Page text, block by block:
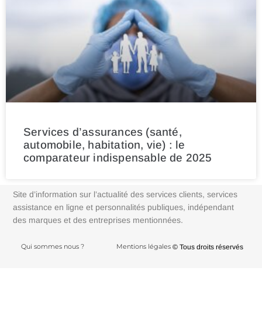
Services d’assurances (santé,
automobile, habitation, vie) : le
comparateur indispensable de 2025
Site d’information sur l’actualité des services clients, services
assistance en ligne et personnalités publiques, indépendant
des marques et des entreprises mentionnées.
Qui sommes nous ? Mentions légales © Tous droits réservés